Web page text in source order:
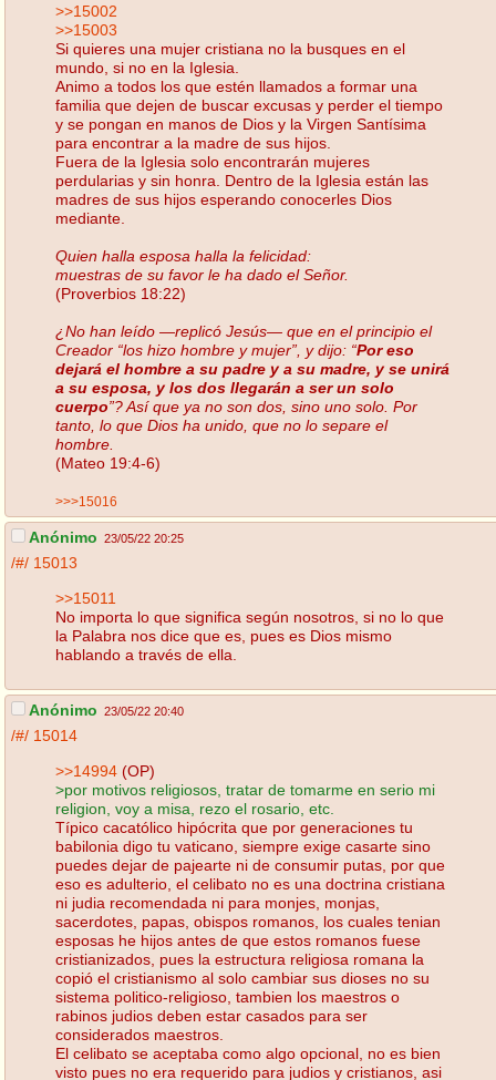
>>15002
>>15003
Si quieres una mujer cristiana no la busques en el
mundo, si no en la Iglesia.
Animo a todos los que estén llamados a formar una
familia que dejen de buscar excusas y perder el tiempo
y se pongan en manos de Dios y la Virgen Santísima
para encontrar a la madre de sus hijos.
Fuera de la Iglesia solo encontrarán mujeres
perdularias y sin honra. Dentro de la Iglesia están las
madres de sus hijos esperando conocerles Dios
mediante.
Quien halla esposa halla la felicidad:
muestras de su favor le ha dado el Señor.
(Proverbios 18:22)
¿No han leído —replicó Jesús— que en el principio el
Creador “los hizo hombre y mujer”, y dijo: “Por eso
dejará el hombre a su padre y a su madre, y se unirá
a su esposa, y los dos llegarán a ser un solo
cuerpo”? Así que ya no son dos, sino uno solo. Por
tanto, lo que Dios ha unido, que no lo separe el
hombre.
(Mateo 19:4-6)
>>>15016
Anónimo 23/05/22 20:25
/#/ 15013
>>15011
No importa lo que significa según nosotros, si no lo que
la Palabra nos dice que es, pues es Dios mismo
hablando a través de ella.
Anónimo 23/05/22 20:40
/#/ 15014
>>14994 (OP)
>por motivos religiosos, tratar de tomarme en serio mi
religion, voy a misa, rezo el rosario, etc.
Típico cacatólico hipócrita que por generaciones tu
babilonia digo tu vaticano, siempre exige casarte sino
puedes dejar de pajearte ni de consumir putas, por que
eso es adulterio, el celibato no es una doctrina cristiana
ni judia recomendada ni para monjes, monjas,
sacerdotes, papas, obispos romanos, los cuales tenian
esposas he hijos antes de que estos romanos fuese
cristianizados, pues la estructura religiosa romana la
copió el cristianismo al solo cambiar sus dioses no su
sistema politico-religioso, tambien los maestros o
rabinos judios deben estar casados para ser
considerados maestros.
El celibato se aceptaba como algo opcional, no es bien
visto pues no era requerido para judios y cristianos, asi